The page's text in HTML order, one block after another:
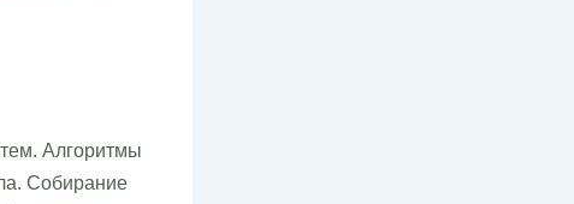
Алгоритмы
Собирание